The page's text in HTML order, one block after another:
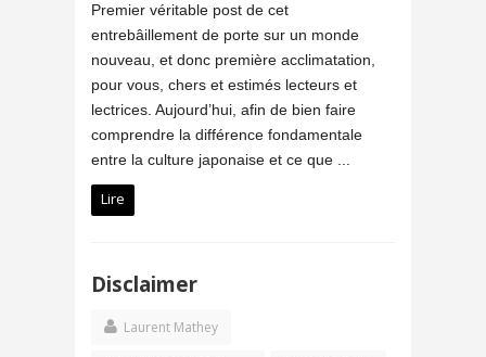
Premier véritable post de cet
entrebâillement de porte sur un monde
nouveau, et donc première acclimatation,
pour vous, chers et estimés lecteurs et
lectrices. Aujourd’hui, afin de bien faire
comprendre la différence fondamentale
entre la culture japonaise et ce que ...
Lire
Disclaimer
Laurent Mathey